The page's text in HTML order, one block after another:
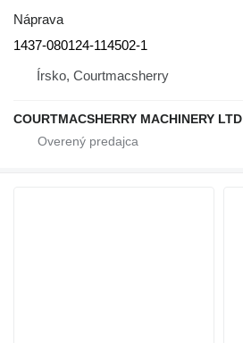
Náprava
1437-080124-114502-1
Írsko, Courtmacsherry
COURTMACSHERRY MACHINERY LTD